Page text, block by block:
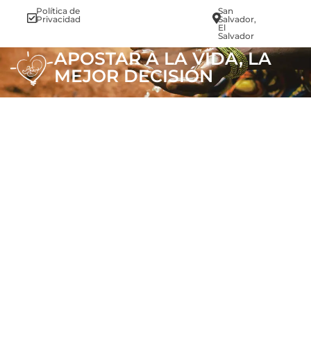
Política de
Privacidad
San
Salvador,
El
Salvador
APOSTAR A LA VIDA, LA
MEJOR DECISIÓN